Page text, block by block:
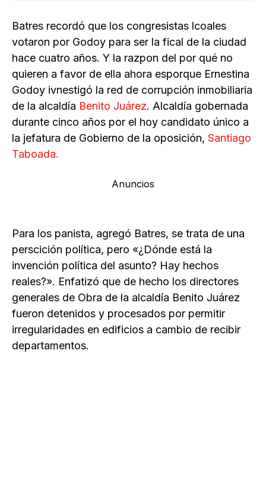
Batres recordó que los congresistas lcoales
votaron por Godoy para ser la fical de la ciudad
hace cuatro años. Y la razpon del por qué no
quieren a favor de ella ahora esporque Ernestina
Godoy ivnestigó la red de corrupción inmobiliaria
de la alcaldía Benito Juárez. Alcaldía gobernada
durante cinco años por el hoy candidato único a
la jefatura de Gobierno de la oposición, Santiago
Taboada.
Anuncios
Para los panista, agregó Batres, se trata de una
perscición política, pero «¿Dónde está la
invención política del asunto? Hay hechos
reales?». Enfatizó que de hecho los directores
generales de Obra de la alcaldía Benito Juárez
fueron detenidos y procesados por permitir
irregularidades en edificios a cambio de recibir
departamentos.